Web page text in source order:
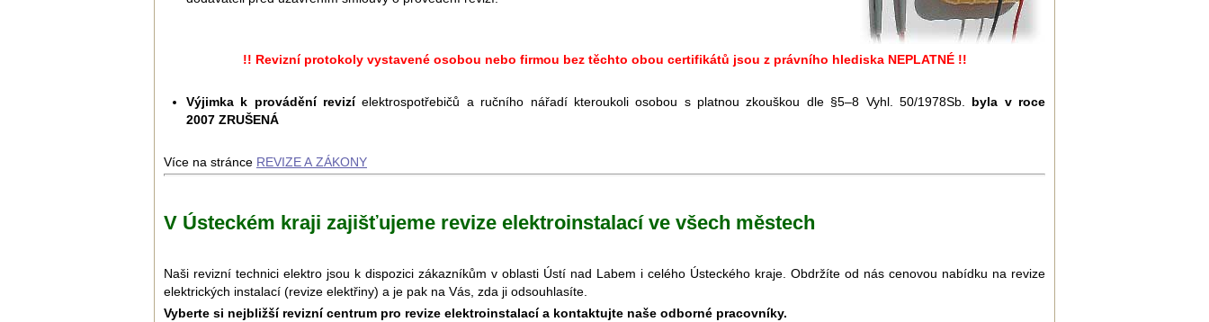
!! Revizní protokoly vystavené osobou nebo firmou bez těchto obou certifikátů jsou z právního hlediska NEPLATNÉ !!
Výjimka k provádění revizíelektrospotřebičů a ručního nářadí kteroukoli osobou s platnou zkouškou dle §5–8 Vyhl. 50/1978Sb. byla v roce
2007 ZRUŠENÁ
Více na stránce REVIZE A ZÁKONY
V Ústeckém kraji zajišťujeme revize elektroinstalací ve všech městech
Naši revizní technici elektro jsou k dispozici zákazníkům v oblasti Ústí nad Labem i celého Ústeckého kraje. Obdržíte od nás cenovou nabídku na revize
elektrických instalací (revize elektřiny) a je pak na Vás, zda ji odsouhlasíte.
Vyberte si nejbližší revizní centrum pro revize elektroinstalací a kontaktujte naše odborné pracovníky.